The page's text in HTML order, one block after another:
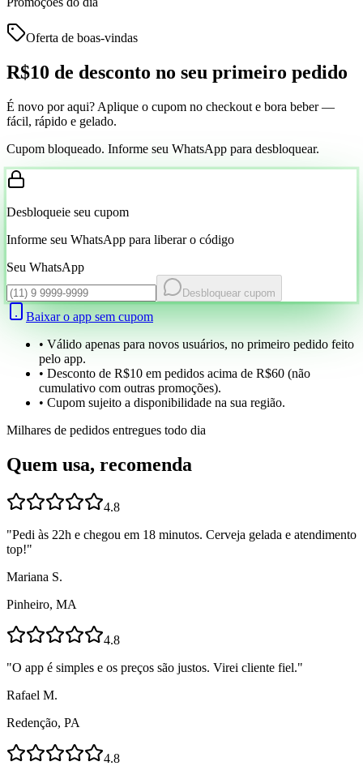
Oferta de boas-vindas
R$10 de desconto no seu primeiro pedido
É novo por aqui? Aplique o cupom no checkout e bora beber —
fácil, rápido e gelado.
Cupom bloqueado. Informe seu WhatsApp para desbloquear.
Desbloqueie seu cupom
Informe seu WhatsApp para liberar o código
Seu WhatsApp
Desbloquear cupom
Baixar o app sem cupom
• Válido apenas para novos usuários, no primeiro pedido feito
pelo app.
• Desconto de R$10 em pedidos acima de R$60 (não
cumulativo com outras promoções).
• Cupom sujeito a disponibilidade na sua região.
Milhares de pedidos entregues todo dia
Quem usa, recomenda
4.8
"Pedi às 22h e chegou em 18 minutos. Cerveja gelada e atendimento
top!"
Mariana S.
Pinheiro, MA
4.8
"O app é simples e os preços são justos. Virei cliente fiel."
Rafael M.
Redenção, PA
4.8